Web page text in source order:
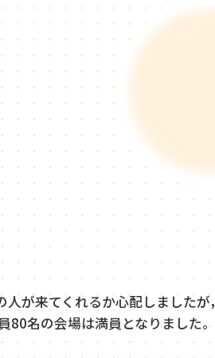
が来てくれるか心配しましたが，
名の会場は満員となりました。